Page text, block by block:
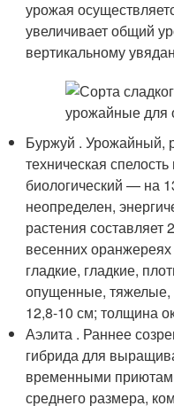
урожая
увеличивает общий
вертикальному
Буржуй . Урожайный,
техническая
биологический — на
неопределен,
растения составляет
весенних
гладкие, гладкие,
опущенные, тяжелые,
12,8-10 см; толщина
Аэлита . Раннее
гибрида для
временными
среднего размера,